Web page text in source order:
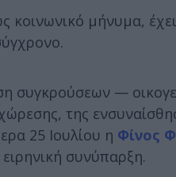
μήνυμα,
συγκρούσεων —
της
25 Ιουλίου η Φίνος
συνύπαρξη.